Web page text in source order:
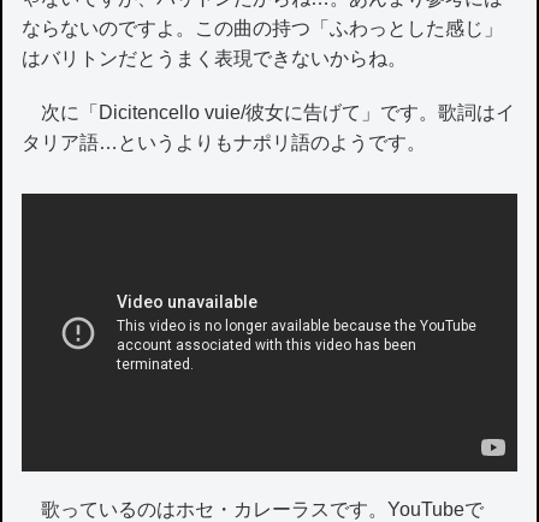
ならないのですよ。この曲の持つ「ふわっとした感じ」
はバリトンだとうまく表現できないからね。
次に「Dicitencello vuie/彼女に告げて」です。歌詞はイ
タリア語…というよりもナポリ語のようです。
歌っているのはホセ・カレーラスです。YouTubeで